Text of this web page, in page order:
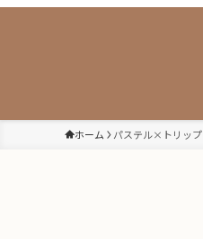
ホーム パステル×トリップ